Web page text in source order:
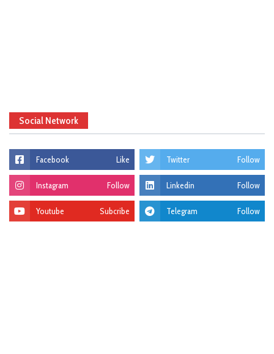
Social Network
Facebook Like Twitter Follow
Instagram Follow Linkedin Follow
Youtube Subcribe Telegram Follow